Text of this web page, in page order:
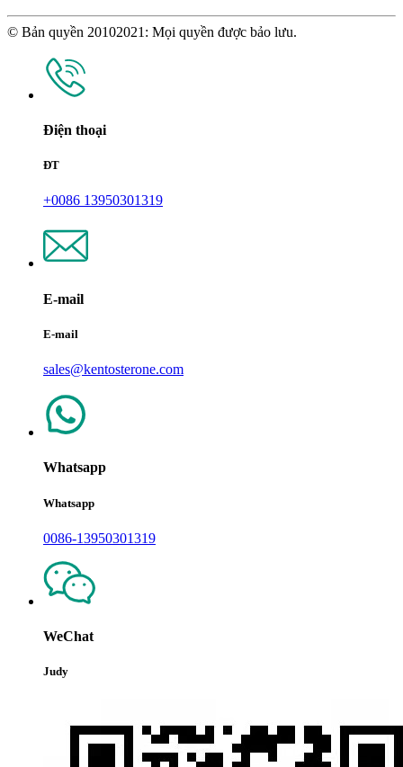
© Bản quyền 20102021: Mọi quyền được bảo lưu.
Điện thoại
ĐT
+0086 13950301319
E-mail
E-mail
sales@kentosterone.com
Whatsapp
Whatsapp
0086-13950301319
WeChat
Judy